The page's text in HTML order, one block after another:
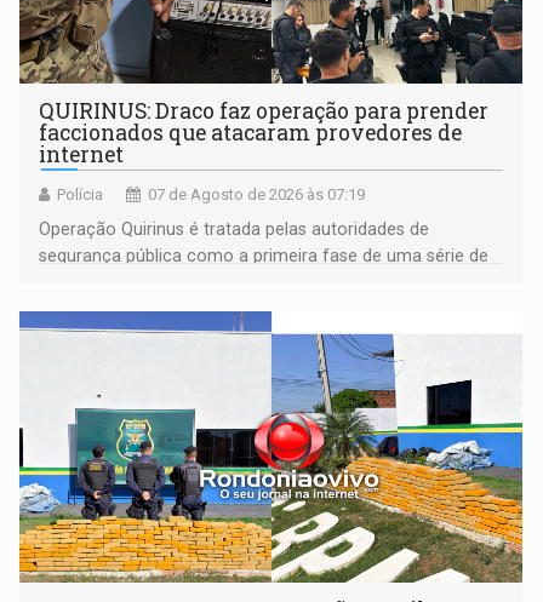
QUIRINUS: Draco faz operação para prender
faccionados que atacaram provedores de
internet
Polícia 07 de Agosto de 2026 às 07:19
Operação Quirinus é tratada pelas autoridades de
segurança pública como a primeira fase de uma série de